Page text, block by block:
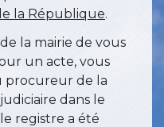
la République.
la mairie de vous
un acte, vous
procureur de la
dans le
registre a été